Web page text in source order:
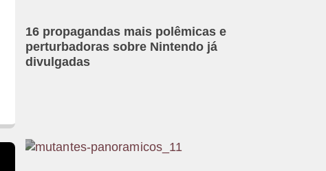
16 propagandas mais polêmicas e
perturbadoras sobre Nintendo já
divulgadas